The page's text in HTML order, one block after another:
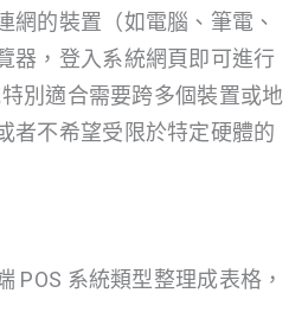
網的裝置（如電腦、筆電、
器，登入系統網頁即可進行
別適合需要跨多個裝置或地
者不希望受限於特定硬體的
POS 系統類型整理成表格，